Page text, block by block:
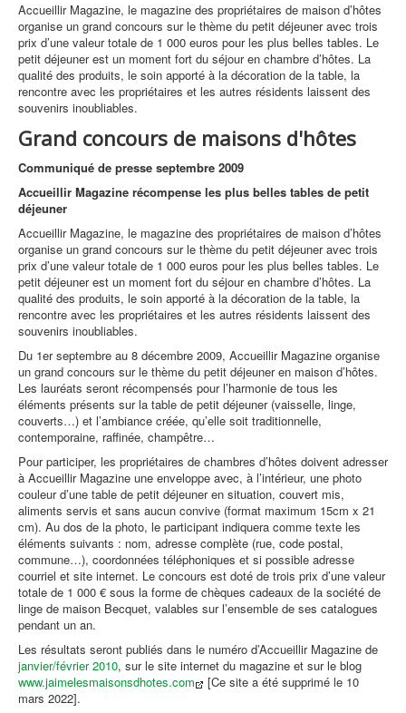
Accueillir Magazine, le magazine des propriétaires de maison d’hôtes
organise un grand concours sur le thème du petit déjeuner avec trois
prix d’une valeur totale de 1 000 euros pour les plus belles tables. Le
petit déjeuner est un moment fort du séjour en chambre d’hôtes. La
qualité des produits, le soin apporté à la décoration de la table, la
rencontre avec les propriétaires et les autres résidents laissent des
souvenirs inoubliables.
Grand concours de maisons d'hôtes
Communiqué de presse septembre 2009
Accueillir Magazine récompense les plus belles tables de petit
déjeuner
Accueillir Magazine, le magazine des propriétaires de maison d’hôtes
organise un grand concours sur le thème du petit déjeuner avec trois
prix d’une valeur totale de 1 000 euros pour les plus belles tables. Le
petit déjeuner est un moment fort du séjour en chambre d’hôtes. La
qualité des produits, le soin apporté à la décoration de la table, la
rencontre avec les propriétaires et les autres résidents laissent des
souvenirs inoubliables.
Du 1er septembre au 8 décembre 2009, Accueillir Magazine organise
un grand concours sur le thème du petit déjeuner en maison d’hôtes.
Les lauréats seront récompensés pour l’harmonie de tous les
éléments présents sur la table de petit déjeuner (vaisselle, linge,
couverts…) et l’ambiance créée, qu’elle soit traditionnelle,
contemporaine, raffinée, champêtre…
Pour participer, les propriétaires de chambres d’hôtes doivent adresser
à Accueillir Magazine une enveloppe avec, à l’intérieur, une photo
couleur d’une table de petit déjeuner en situation, couvert mis,
aliments servis et sans aucun convive (format maximum 15cm x 21
cm). Au dos de la photo, le participant indiquera comme texte les
éléments suivants : nom, adresse complète (rue, code postal,
commune…), coordonnées téléphoniques et si possible adresse
courriel et site internet. Le concours est doté de trois prix d’une valeur
totale de 1 000 € sous la forme de chèques cadeaux de la société de
linge de maison Becquet, valables sur l’ensemble de ses catalogues
pendant un an.
Les résultats seront publiés dans le numéro d’Accueillir Magazine de
janvier/février 2010, sur le site internet du magazine et sur le blog
www.jaimelesmaisonsdhotes.com
[Ce site a été supprimé le 10
mars 2022].